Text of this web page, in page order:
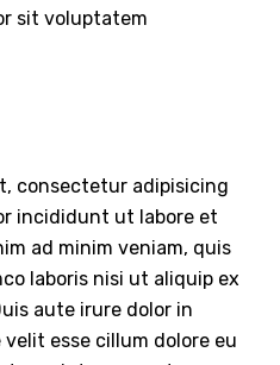
sit voluptatem
consectetur adipisicing
incididunt ut labore et
ad minim veniam, quis
laboris nisi ut aliquip ex
aute irure dolor in
esse cillum dolore eu